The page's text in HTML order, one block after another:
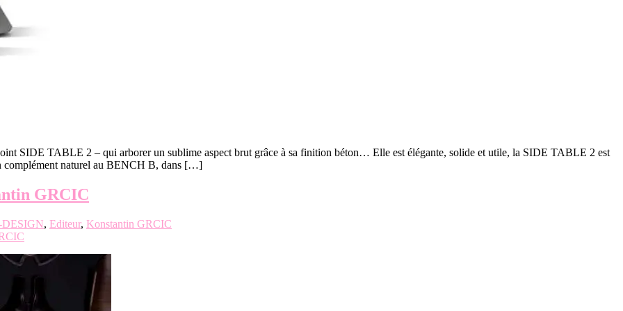
SIDE TABLE 2 – qui arborer un sublime aspect brut grâce à sa finition béton… Elle est élégante, solide et utile, la SIDE TABLE 2 est
complément naturel au BENCH B, dans […]
GRCIC
, Editeur, Konstantin GRCIC